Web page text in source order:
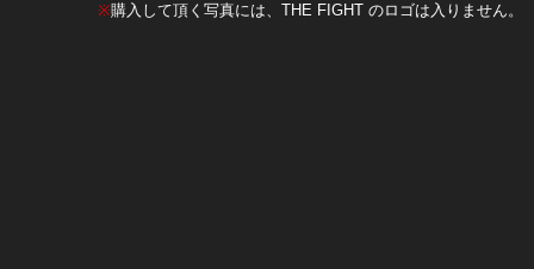
※購入して頂く写真には、THE FIGHT のロゴは入りません。